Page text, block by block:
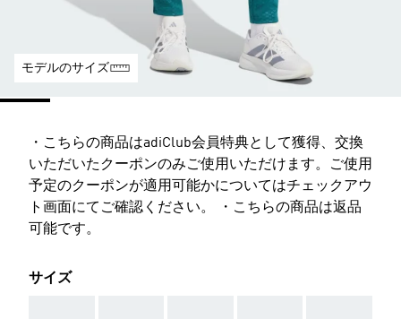
モデルのサイズ
・こちらの商品はadiClub会員特典として獲得、交換
いただいたクーポンのみご使用いただけます。ご使用
予定のクーポンが適用可能かについてはチェックアウ
ト画面にてご確認ください。 ・こちらの商品は返品
可能です。
サイズ